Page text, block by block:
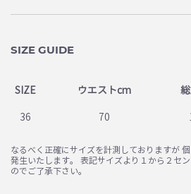
SIZE GUIDE
SIZE ウエストcm
36 70
なるべく正確にサイズを計測しておりますが
発生いたします。 表記サイズより１から２セ
のでご了承下さい。